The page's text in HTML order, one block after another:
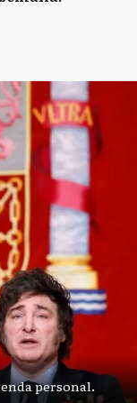
personal.